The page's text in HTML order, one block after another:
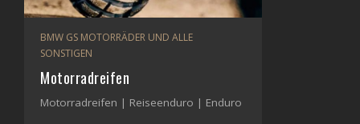
BMW GS MOTORRÄDER UND ALLE
SONSTIGEN
Motorradreifen
Motorradreifen | Reiseenduro | Enduro